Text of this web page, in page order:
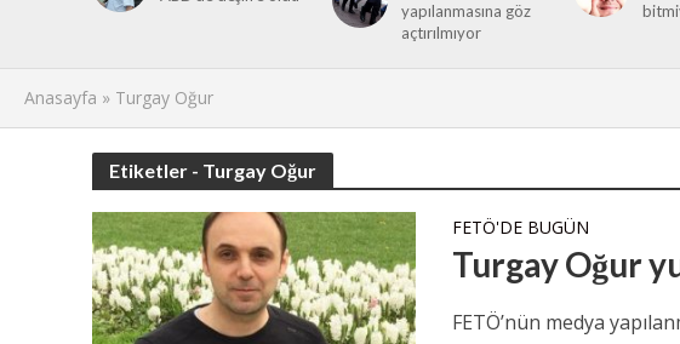
yapılanmasına göz
açtırılmıyor
Anasayfa » Turgay Oğur
Etiketler - Turgay Oğur
FETÖ'DE BUGÜN
Turgay Oğur
FETÖ’nün medya